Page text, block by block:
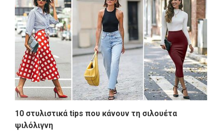
10 στυλιστικά tips που κάνουν τη σιλουέτα
ψιλόλιγνη